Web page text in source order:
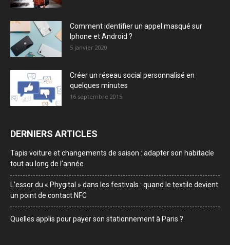
Comment identifier un appel masqué sur
Iphone et Android ?
5 janvier 2020
Créer un réseau social personnalisé en
quelques minutes
16 septembre 2015
DERNIERS ARTICLES
Tapis voiture et changements de saison : adapter son habitacle
tout au long de l’année
L’essor du « Phygital » dans les festivals : quand le textile devient
un point de contact NFC
Quelles applis pour payer son stationnement à Paris ?